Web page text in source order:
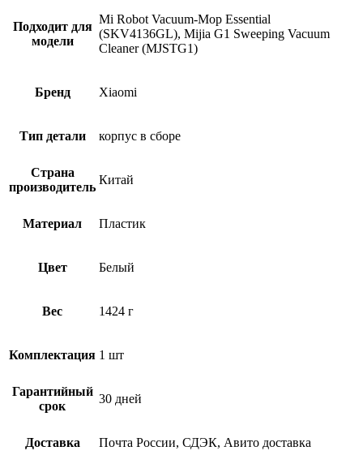
Подходит для
модели
Mi Robot Vacuum-Mop Essential
(SKV4136GL), Mijia G1 Sweeping Vacuum
Cleaner (MJSTG1)
Бренд Xiaomi
Тип детали корпус в сборе
Страна
производитель
Китай
Материал Пластик
Цвет Белый
Вес 1424 г
Комплектация 1 шт
Гарантийный
срок
30 дней
Доставка Почта России, СДЭК, Авито доставка